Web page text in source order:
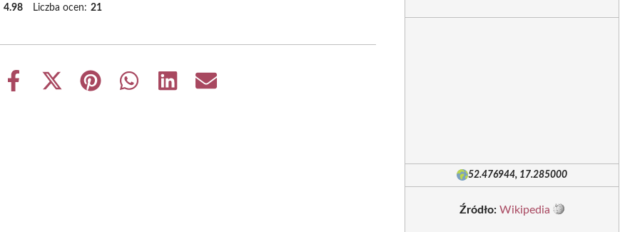
4.98 Liczba ocen: 21
Share
Share
Share
Share
Share
Share
52.476944, 17.285000
Źródło: Wikipedia